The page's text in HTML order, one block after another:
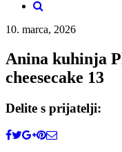
10. marca, 2026
Anina kuhinja
cheesecake 13
Delite s prijatelji: